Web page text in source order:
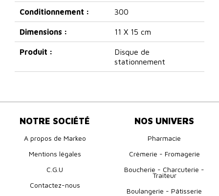
Conditionnement : 300
Dimensions : 11 X 15 cm
Produit :
Disque de
stationnement
NOTRE SOCIÉTÉ
A propos de Markeo
Mentions légales
C.G.U
Contactez-nous
NOS UNIVERS
Pharmacie
Crèmerie - Fromagerie
Boucherie - Charcuterie -
Traiteur
Boulangerie - Pâtisserie